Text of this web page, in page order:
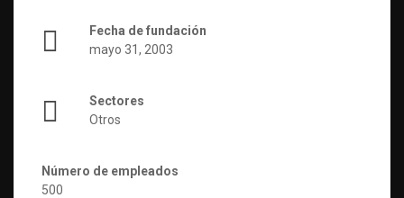
Fecha de fundación
mayo 31, 2003
Sectores
Otros
Número de empleados
500